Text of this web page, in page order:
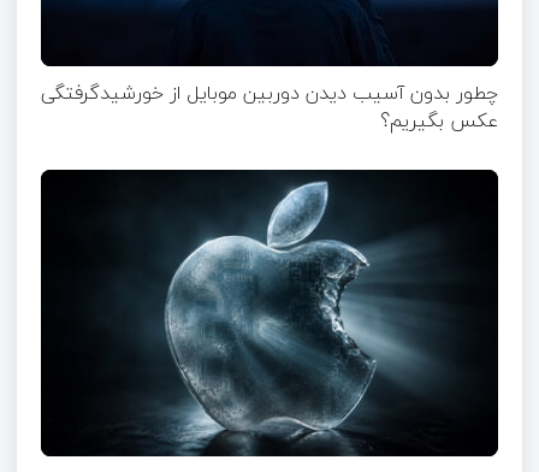
چطور بدون آسیب دیدن دوربین موبایل از خورشیدگرفتگی
عکس بگیریم؟